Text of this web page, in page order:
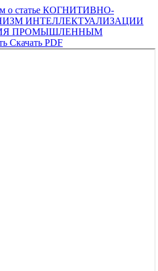
о статье КОГНИТИВНО-
ИНТЕЛЛЕКТУАЛИЗАЦИИ
ПРОМЫШЛЕННЫМ
Скачать PDF